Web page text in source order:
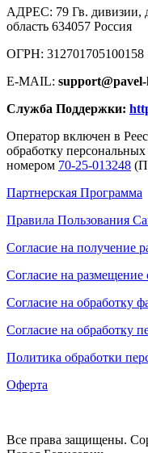
AДРЕС: 79 Гв. дивизии,
область 634057 Россия
ОГРН: 312701705100158
E-MAIL:
Служба Поддержки:
Оператор включен в
обработку
номером 70-25-013248
Партнерская Программа
Правила Пользования
Согласие на получение
Согласие на размещение
Согласие на обработку
Согласие на обработку
Политика обработки
Оферта
Все права защищены.